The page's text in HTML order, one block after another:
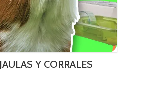
JAULAS Y CORRALES